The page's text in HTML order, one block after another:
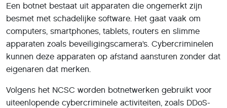
Een botnet bestaat uit apparaten die ongemerkt zijn
besmet met schadelijke software. Het gaat vaak om
computers, smartphones, tablets, routers en slimme
apparaten zoals beveiligingscamera’s. Cybercriminelen
kunnen deze apparaten op afstand aansturen zonder dat
eigenaren dat merken.
Volgens het NCSC worden botnetwerken gebruikt voor
uiteenlopende cybercriminele activiteiten, zoals DDoS-